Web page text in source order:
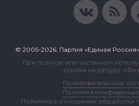
© 2005-2026, Партия «Единая
При полном или частичном
ссылка на ресурс
Пользовательское
Политика
Политика в отношении обработки